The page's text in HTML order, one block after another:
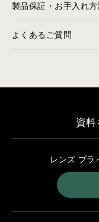
製品保証・お手入れ方
よくあるご質問
資
レンズ プラ